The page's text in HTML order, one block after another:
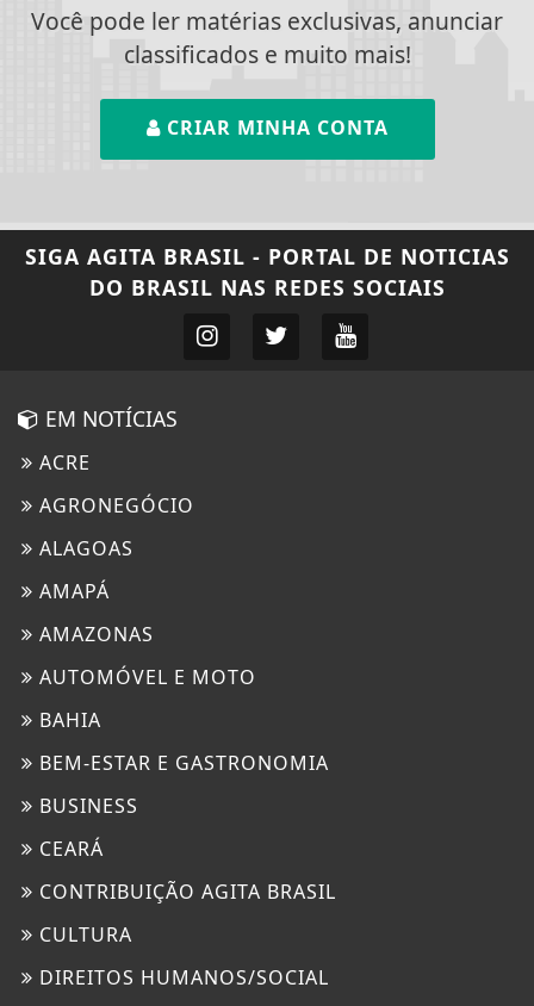
Você pode ler matérias exclusivas, anunciar
classificados e muito mais!
CRIAR MINHA CONTA
SIGA AGITA BRASIL - PORTAL DE NOTICIAS
DO BRASIL NAS REDES SOCIAIS
EM NOTÍCIAS
ACRE
AGRONEGÓCIO
ALAGOAS
AMAPÁ
AMAZONAS
AUTOMÓVEL E MOTO
BAHIA
BEM-ESTAR E GASTRONOMIA
BUSINESS
CEARÁ
CONTRIBUIÇÃO AGITA BRASIL
CULTURA
DIREITOS HUMANOS/SOCIAL